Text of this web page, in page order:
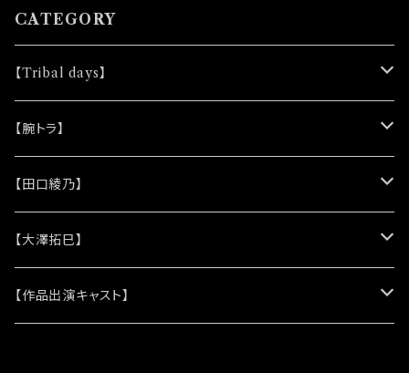
CATEGORY
【Tribal days】
★ノベルティー
(シリコンリストバンド)
(レザーキーホルダー)
★DVD
★脚本
★クリアファイル＆ソロプロマイドセット
【腕トラ】
★CD
(アルバム)
(シングル)
★プロマイド
★チェキ
【田口綾乃】
★プロマイド
★チェキ
【大澤拓巳】
★プロマイド
【作品出演キャスト】